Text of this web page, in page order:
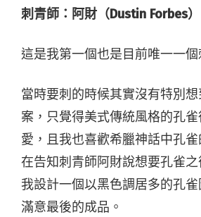
刺青師：阿財（Dustin Forbes）
這是我第一個也是目前唯一一個
當時要刺的時候其實沒有特別
案，只覺得美式傳統風格的孔
愛，且我也喜歡希臘神話中孔雀
在告知刺青師阿財說想要孔雀
我設計一個以黑色調居多的孔
滿意最後的成品。